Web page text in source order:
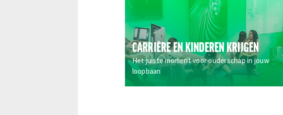
CARRIÈRE EN KINDEREN KRIJGEN
Het juiste moment voor ouderschap in jouw
loopbaan